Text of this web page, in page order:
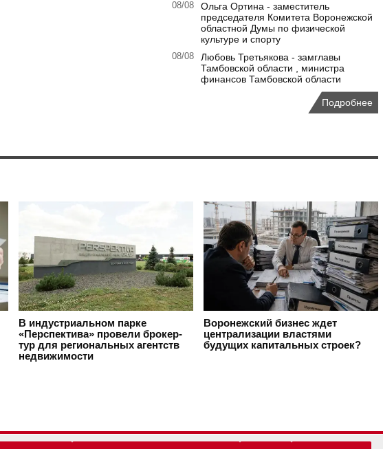
08/08
Ольга Ортина - заместитель
председателя Комитета Воронежской
областной Думы по физической
культуре и спорту
08/08
Любовь Третьякова - замглавы
Тамбовской области , министра
финансов Тамбовской области
Подробнее
В индустриальном парке
«Перспектива» провели брокер-
тур для региональных агентств
недвижимости
Воронежский бизнес ждет
централизации властями
будущих капитальных строек?